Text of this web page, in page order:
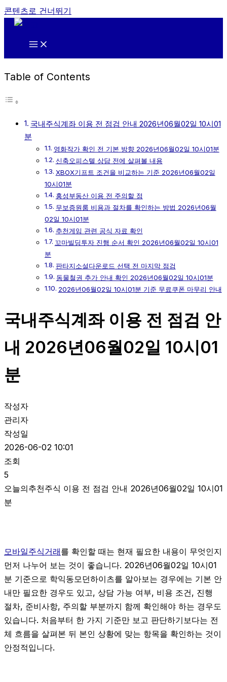
콘텐츠로 건너뛰기
Table of Contents
국내주식계좌 이용 전 점검 안내 2026년06월02일 10시01
분
영화작가 확인 전 기본 방향 2026년06월02일 10시01분
신축오피스텔 상담 전에 살펴볼 내용
XBOX기프트 조건을 비교하는 기준 2026년06월02일
10시01분
홍성부동산 이용 전 주의할 점
무보증원룸 비용과 절차를 확인하는 방법 2026년06월
02일 10시01분
추천게임 관련 공식 자료 확인
꼬마빌딩투자 진행 순서 확인 2026년06월02일 10시01
분
판타지소설다운로드 선택 전 마지막 점검
동물철권 추가 안내 확인 2026년06월02일 10시01분
2026년06월02일 10시01분 기준 무료쿠폰 마무리 안내
국내주식계좌 이용 전 점검 안
내 2026년06월02일 10시01
분
작성자
관리자
작성일
2026-06-02 10:01
조회
5
오늘의추천주식 이용 전 점검 안내 2026년06월02일 10시01
분
모바일주식거래를 확인할 때는 현재 필요한 내용이 무엇인지
먼저 나누어 보는 것이 좋습니다. 2026년06월02일 10시01
분 기준으로 학익동모던하이츠를 알아보는 경우에는 기본 안
내만 필요한 경우도 있고, 상담 가능 여부, 비용 조건, 진행
절차, 준비사항, 주의할 부분까지 함께 확인해야 하는 경우도
있습니다. 처음부터 한 가지 기준만 보고 판단하기보다는 전
체 흐름을 살펴본 뒤 본인 상황에 맞는 항목을 확인하는 것이
안정적입니다.